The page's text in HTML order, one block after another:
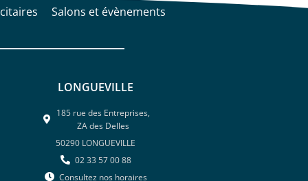
Salons et évènements
LONGUEVILLE
185 rue des Entreprises,
ZA des Delles
50290 LONGUEVILLE
02 33 57 00 88
Consultez nos horaires